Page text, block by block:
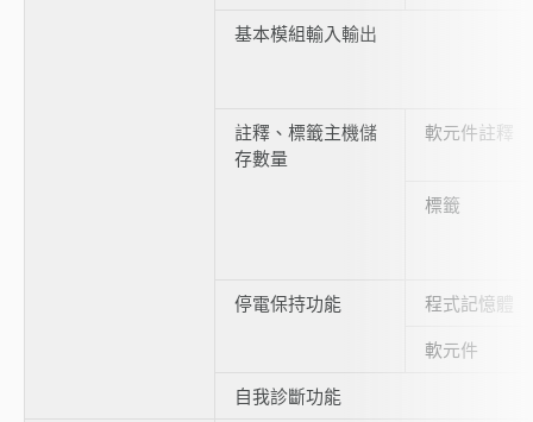
基本模組輸入輸出
註釋、標籤主機儲
存數量
軟元件註釋
標籤
停電保持功能
程式記憶體
軟元件
自我診斷功能